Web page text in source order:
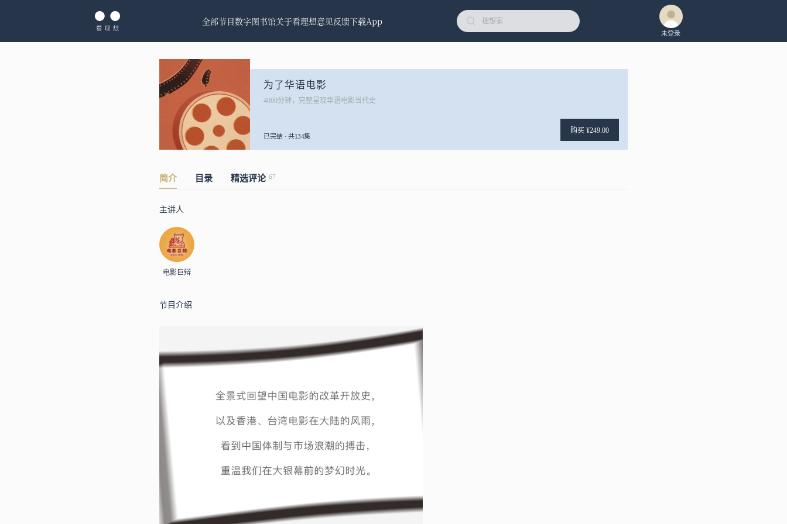
全部节目数字图书馆关于看理想意见反馈下载App
未登录
为了华语电影
4000分钟，完整呈现华语电影当代史
已完结 · 共134集
购买 ¥249.00
简介 目录 精选评论 67
主讲人
电影巨辩
节目介绍